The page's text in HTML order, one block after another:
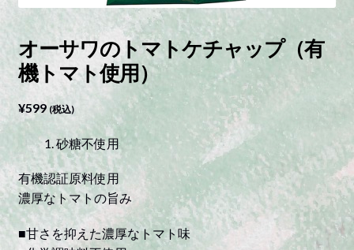
オーサワのトマトケチャップ（有
機トマト使用）
¥599 (税込)
砂糖不使用
有機認証原料使用
濃厚なトマトの旨み
■甘さを抑えた濃厚なトマト味